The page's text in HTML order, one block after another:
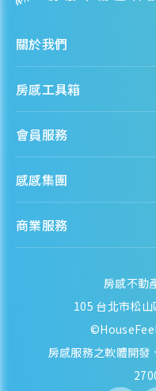
近一年成交單價
75.4
- 1.21%
林口工一市地重劃區
近一年成交單價
各季房價趨勢
關於我們
人才招募
隱私政策
資訊安全政策
房感工具箱
購屋能力試算
熱門區域分析
房產知識庫
會員服務
會員專區
感感集團
房感 HouseFeel
商業服務
房感不動
105 台北市松
房感服務之軟體開發